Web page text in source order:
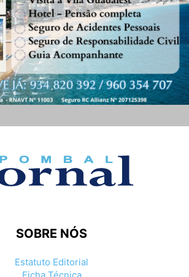
SOBRE NÓS
Estatuto Editorial
Ficha Técnica